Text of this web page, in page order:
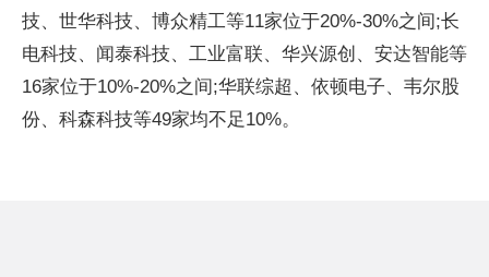
技、世华科技、博众精工等11家位于20%-30%之间;长
电科技、闻泰科技、工业富联、华兴源创、安达智能等
16家位于10%-20%之间;华联综超、依顿电子、韦尔股
份、科森科技等49家均不足10%。